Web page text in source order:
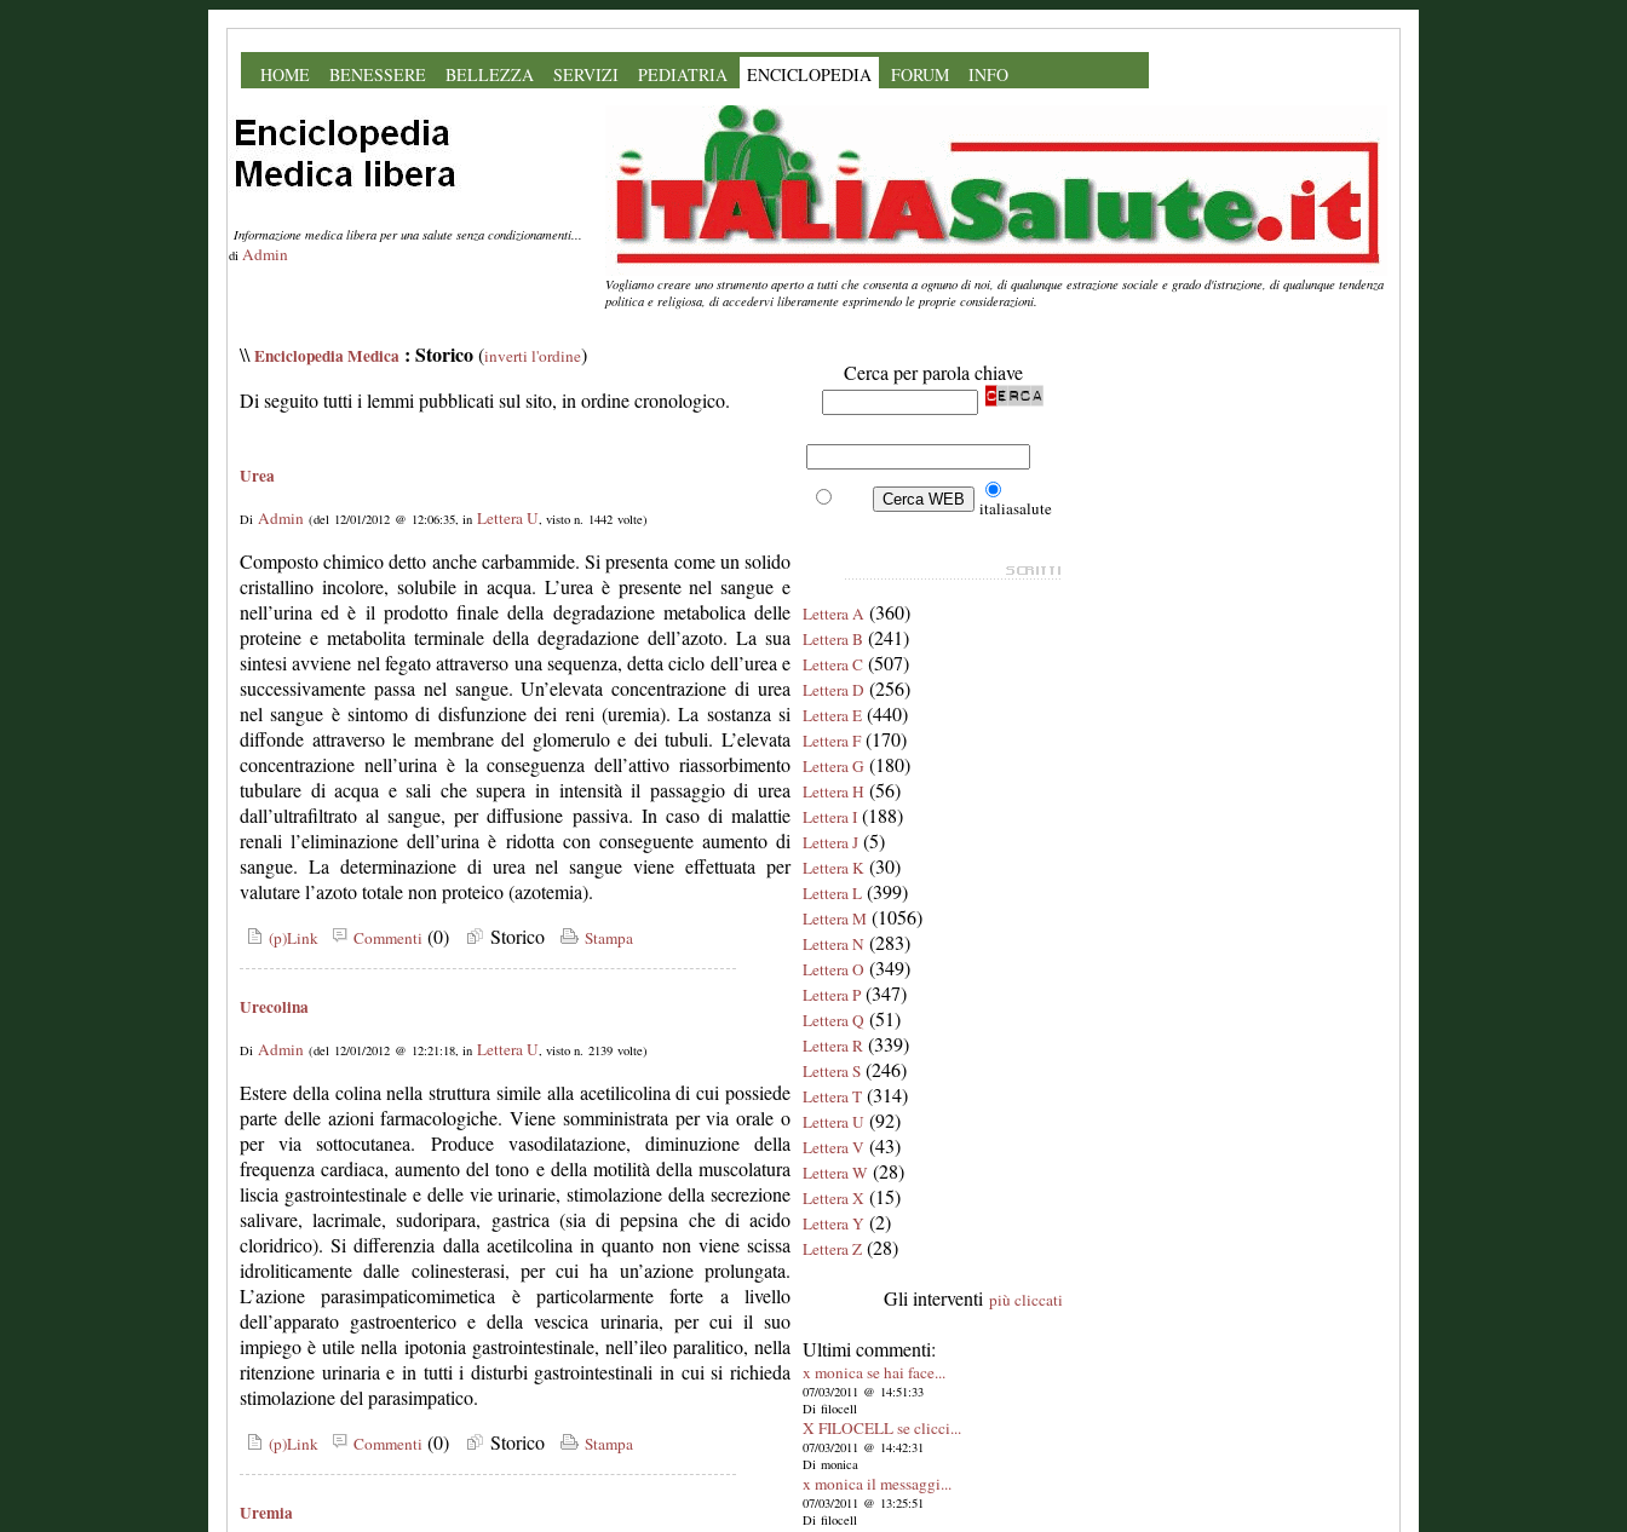
HOME BENESSERE BELLEZZA SERVIZI PEDIATRIA ENCICLOPEDIA FORUM INFO
Informazione medica libera per una salute senza condizionamenti...
di Admin
Vogliamo creare uno strumento aperto a tutti che consenta a ognuno di noi, di qualunque estrazione sociale e grado d'istruzione, di qualunque tendenza
politica e religiosa, di accedervi liberamente esprimendo le proprie considerazioni.
\\Enciclopedia Medica : Storico(inverti l'ordine)
Di seguito tutti i lemmi pubblicati sul sito, in ordine cronologico.
Urea
Di Admin (del 12/01/2012 @ 12:06:35, in Lettera U, visto n. 1442 volte)
Composto chimico detto anche carbammide. Si presenta come un solido
cristallino incolore, solubile in acqua. L’urea è presente nel sangue e
nell’urina ed è il prodotto finale della degradazione metabolica delle
proteine e metabolita terminale della degradazione dell’azoto. La sua
sintesi avviene nel fegato attraverso una sequenza, detta ciclo dell’urea e
successivamente passa nel sangue. Un’elevata concentrazione di urea
nel sangue è sintomo di disfunzione dei reni (uremia). La sostanza si
diffonde attraverso le membrane del glomerulo e dei tubuli. L’elevata
concentrazione nell’urina è la conseguenza dell’attivo riassorbimento
tubulare di acqua e sali che supera in intensità il passaggio di urea
dall’ultrafiltrato al sangue, per diffusione passiva. In caso di malattie
renali l’eliminazione dell’urina è ridotta con conseguente aumento di
sangue. La determinazione di urea nel sangue viene effettuata per
valutare l’azoto totale non proteico (azotemia).
(p)Link Commenti (0) Storico Stampa
Urecolina
Di Admin (del 12/01/2012 @ 12:21:18, in Lettera U, visto n. 2139 volte)
Estere della colina nella struttura simile alla acetilicolina di cui possiede
parte delle azioni farmacologiche. Viene somministrata per via orale o
per via sottocutanea. Produce vasodilatazione, diminuzione della
frequenza cardiaca, aumento del tono e della motilità della muscolatura
liscia gastrointestinale e delle vie urinarie, stimolazione della secrezione
salivare, lacrimale, sudoripara, gastrica (sia di pepsina che di acido
cloridrico). Si differenzia dalla acetilcolina in quanto non viene scissa
idroliticamente dalle colinesterasi, per cui ha un’azione prolungata.
L’azione parasimpaticomimetica è particolarmente forte a livello
dell’apparato gastroenterico e della vescica urinaria, per cui il suo
impiego è utile nella ipotonia gastrointestinale, nell’ileo paralitico, nella
ritenzione urinaria e in tutti i disturbi gastrointestinali in cui si richieda
stimolazione del parasimpatico.
(p)Link Commenti (0) Storico Stampa
Uremia
Cerca per parola chiave
italiasalute
Lettera A (360)
Lettera B (241)
Lettera C (507)
Lettera D (256)
Lettera E (440)
Lettera F(170)
Lettera G (180)
Lettera H (56)
Lettera I (188)
Lettera J (5)
Lettera K (30)
Lettera L (399)
Lettera M (1056)
Lettera N (283)
Lettera O (349)
Lettera P(347)
Lettera Q (51)
Lettera R (339)
Lettera S (246)
Lettera T (314)
Lettera U (92)
Lettera V (43)
Lettera W (28)
Lettera X (15)
Lettera Y (2)
Lettera Z (28)
Gli interventi più cliccati
Ultimi commenti:
x monica se hai face...
07/03/2011 @ 14:51:33
Di filocell
X FILOCELL se clicci...
07/03/2011 @ 14:42:31
Di monica
x monica il messaggi...
07/03/2011 @ 13:25:51
Di filocell